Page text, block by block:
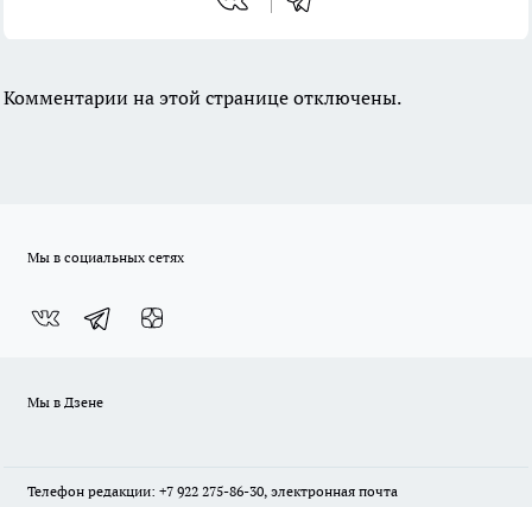
Комментарии на этой странице отключены.
Мы в социальных сетях
Мы в Дзене
Телефон редакции: +7 922 275-86-30, электронная почта